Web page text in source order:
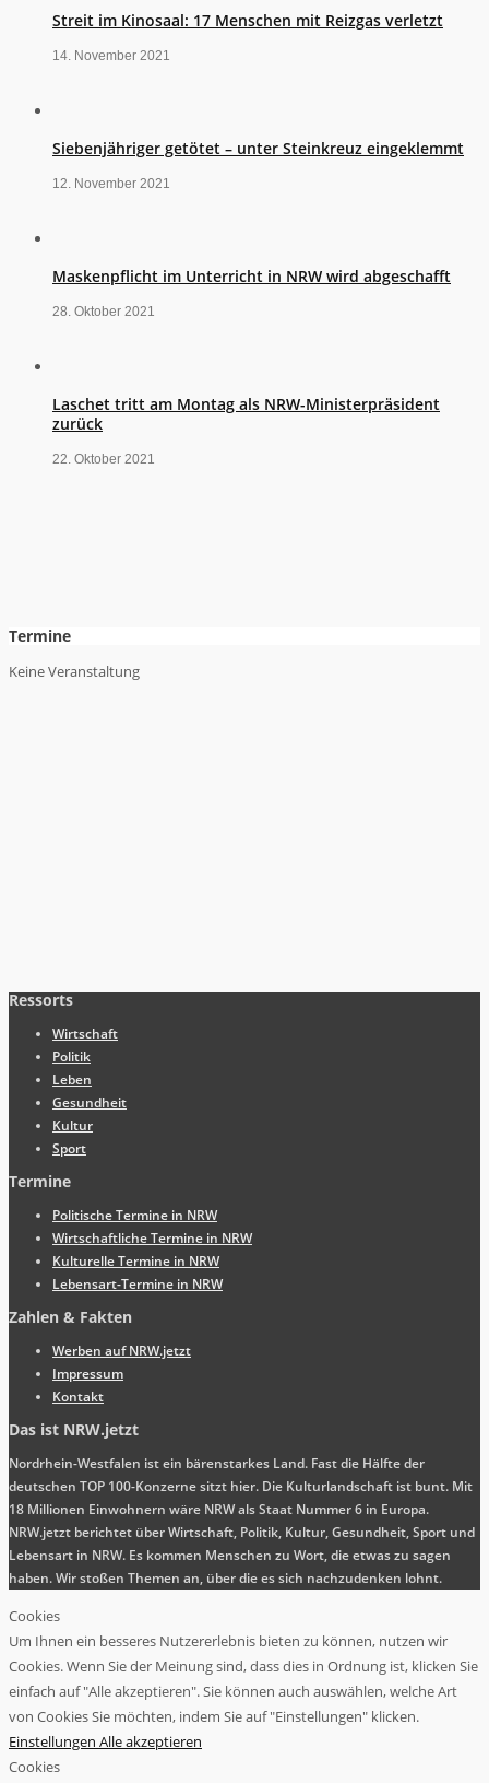
Streit im Kinosaal: 17 Menschen mit Reizgas verletzt
14. November 2021
Siebenjähriger getötet – unter Steinkreuz eingeklemmt
12. November 2021
Maskenpflicht im Unterricht in NRW wird abgeschafft
28. Oktober 2021
Laschet tritt am Montag als NRW-Ministerpräsident
zurück
22. Oktober 2021
Termine
Keine Veranstaltung
Ressorts
Wirtschaft
Politik
Leben
Gesundheit
Kultur
Sport
Termine
Politische Termine in NRW
Wirtschaftliche Termine in NRW
Kulturelle Termine in NRW
Lebensart-Termine in NRW
Zahlen & Fakten
Werben auf NRW.jetzt
Impressum
Kontakt
Das ist NRW.jetzt
Nordrhein-Westfalen ist ein bärenstarkes Land. Fast die Hälfte der
deutschen TOP 100-Konzerne sitzt hier. Die Kulturlandschaft ist bunt. Mit
18 Millionen Einwohnern wäre NRW als Staat Nummer 6 in Europa.
NRW.jetzt berichtet über Wirtschaft, Politik, Kultur, Gesundheit, Sport und
Lebensart in NRW. Es kommen Menschen zu Wort, die etwas zu sagen
haben. Wir stoßen Themen an, über die es sich nachzudenken lohnt.
Cookies
Um Ihnen ein besseres Nutzererlebnis bieten zu können, nutzen wir
Cookies. Wenn Sie der Meinung sind, dass dies in Ordnung ist, klicken Sie
einfach auf "Alle akzeptieren". Sie können auch auswählen, welche Art
von Cookies Sie möchten, indem Sie auf "Einstellungen" klicken.
Einstellungen Alle akzeptieren
Cookies